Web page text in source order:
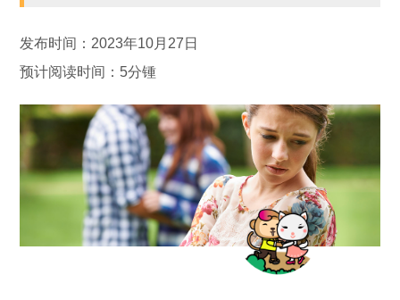
发布时间：2023年10月27日
预计阅读时间：5分锺